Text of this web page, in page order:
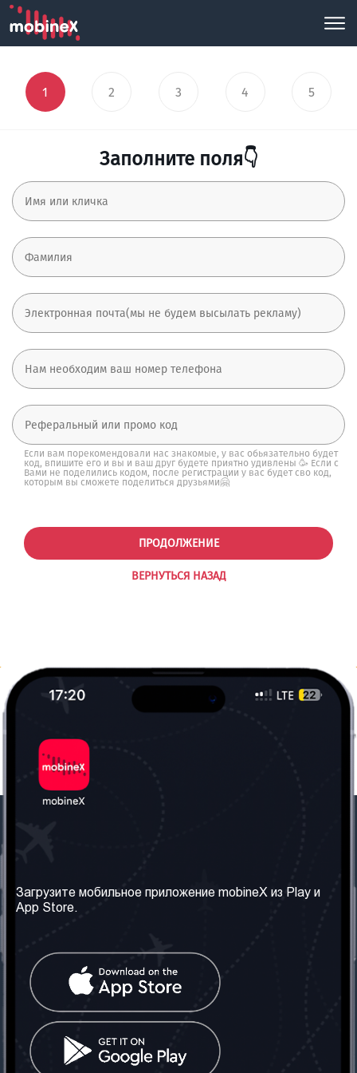
1 2 3 4 5
Заполните поля👇
Если вам порекомендовали нас знакомые, у вас обьязательно будет
код, впишите его и вы и ваш друг будете приятно удивлены 🥳 Если с
Вами не поделились кодом, после регистрации у вас будет сво код,
которым вы сможете поделиться друзьями🤗
ВЕРНУТЬСЯ НАЗАД
ПРОДОЛЖЕНИЕ
Наши сервисы
Правила и Условия
Часто задаваемые
вопросы
Контакт
Грузия: Тбилиси
Телефон: +442030340050
Социальные сети
Загрузите мобильное приложение mobineX из Play и
App Store.